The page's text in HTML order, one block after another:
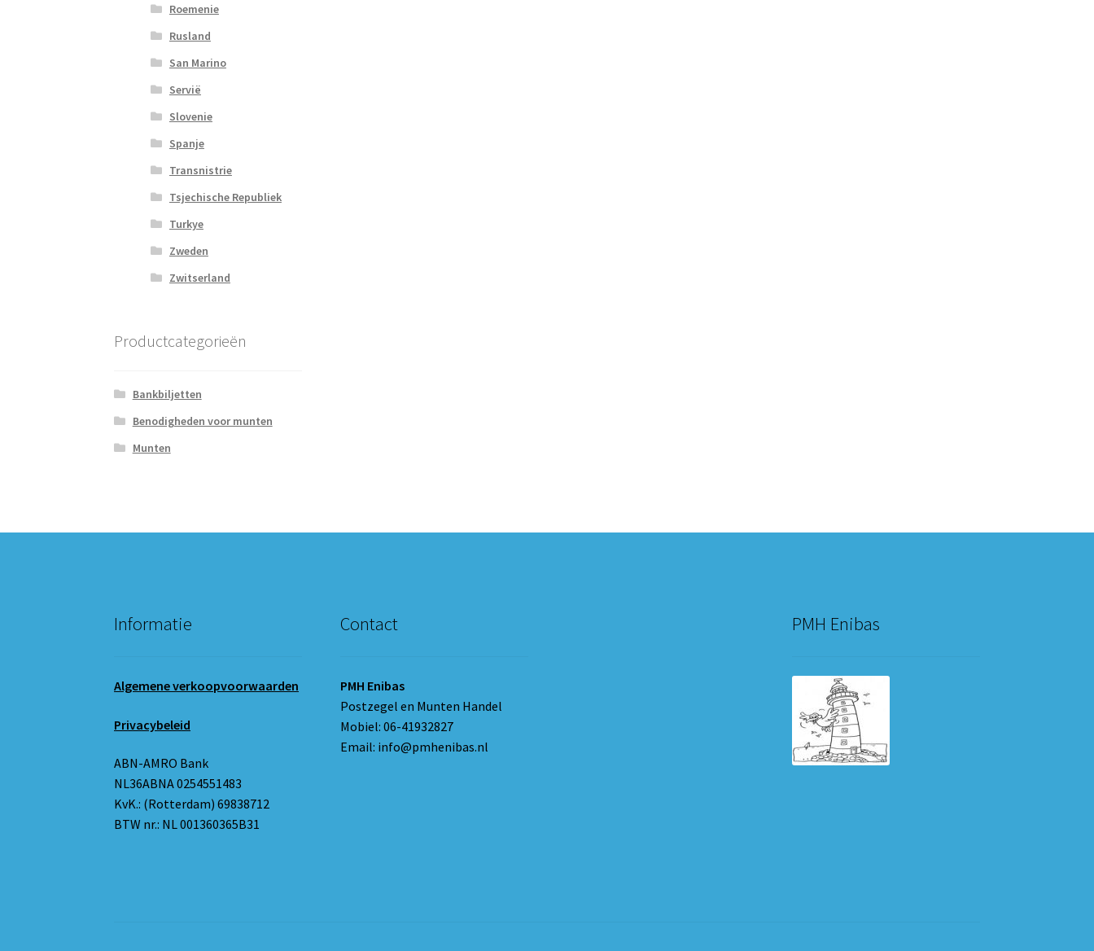
Roemenie
Rusland
San Marino
Servië
Slovenie
Spanje
Transnistrie
Tsjechische Republiek
Turkye
Zweden
Zwitserland
Productcategorieën
Bankbiljetten
Benodigheden voor munten
Munten
Informatie
Algemene verkoopvoorwaarden
Privacybeleid
ABN-AMRO Bank
NL36ABNA 0254551483
KvK.: (Rotterdam) 69838712
BTW nr.: NL 001360365B31
Contact
PMH Enibas
Postzegel en Munten Handel
Mobiel: 06-41932827
Email: info@pmhenibas.nl
PMH Enibas